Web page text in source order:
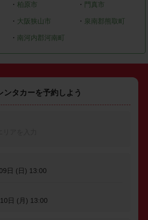
・ 柏原市 ・ 門真市
・ 大阪狭山市 ・ 泉南郡熊取町
・ 南河内郡河南町
ンタカーを予約しよう
日 (日) 13:00
日 (月) 13:00